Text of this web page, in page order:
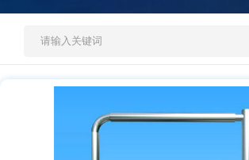
人才招聘
乐动在线登录-乐动(中国)-乐动